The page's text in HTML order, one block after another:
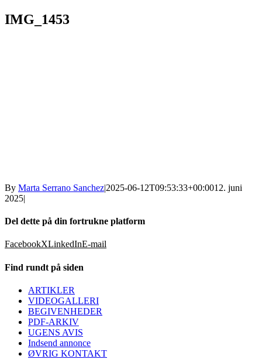
IMG_1453
By Marta Serrano Sanchez|2025-06-12T09:53:33+00:0012. juni
2025|
Del dette på din fortrukne platform
FacebookXLinkedInE-mail
Find rundt på siden
ARTIKLER
VIDEOGALLERI
BEGIVENHEDER
PDF-ARKIV
UGENS AVIS
Indsend annonce
ØVRIG KONTAKT